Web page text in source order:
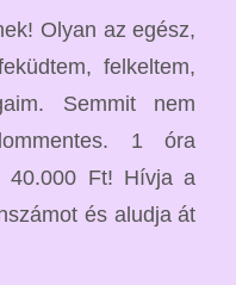
Olyan az egész,
felkeltem,
Semmit nem
1 óra
40.000 Ft! Hívja a
és aludja át